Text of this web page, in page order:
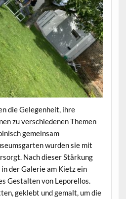
die Gelegenheit, ihre
zu verschiedenen Themen
gemeinsam
wurden sie mit
Nach dieser Stärkung
der Galerie am Kietz ein
Gestalten von Leporellos.
geklebt und gemalt, um die